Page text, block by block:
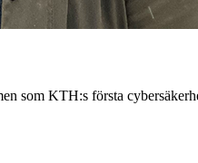
som KTH:s första